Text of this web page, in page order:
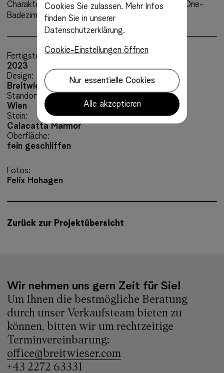
Charakter des edlen Natursteins in diesem All-in-One-
Badezimmer voll zur Geltung.
Fertigstellung:
2023
Design:
Breitwieser GmbH
Standort:
Wien
Stein:
Calacatta Marmor
Oberfläche:
fein geschliffen
Fotos:
Felix Hohagen
Zurück zur Projektübersicht
Wir nehmen uns gern Zeit für Sie!
Um Ihnen die bestmögliche Beratung
durch unser Verkaufsteam bieten zu
können, bitten wir um rechtzeitige
Terminvereinbarung:
office@breitwieser.com
+43 2272 63331
Cookies Sie zulassen. Mehr Infos
finden Sie in unserer
Datenschutzerklärung.
Cookie-Einstellungen öffnen
Nur essentielle Cookies
Alle akzeptieren